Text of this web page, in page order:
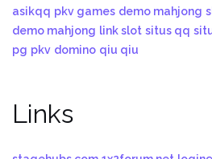
asikqq pkv games demo mahjong
demo mahjong link slot situs qq
pg pkv domino qiu qiu
Links